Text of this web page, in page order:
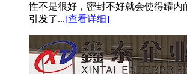
性不是很好，密封不好就会使得罐
引发了...[查看详细]